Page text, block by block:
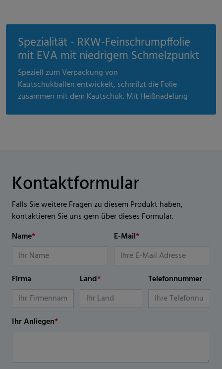
Spezialität - RKW-Feinschrumpffolie
mit EVA mit niedrigem Schmelzpunkt
Speziell zum Verpackung von
Kautschukballen entwickelt, schmilzt die Folie
zusammen mit dem Kautschuk. Mit Heißnadelung
Kontaktformular
Falls Sie weitere Fragen zu diesem Produkt haben,
kontaktieren Sie uns gern über dieses Formular.
Name* E-Mail*
Firma Land* Telefonnummer
Ihr Anliegen*